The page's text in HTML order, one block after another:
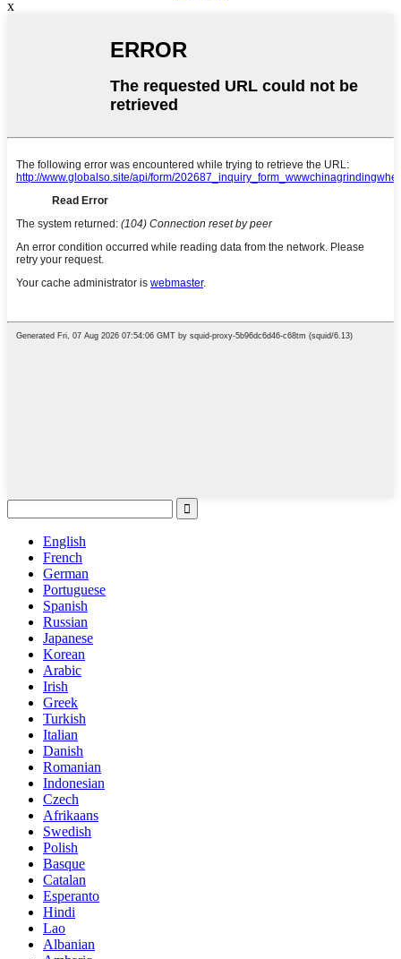
x
English
French
German
Portuguese
Spanish
Russian
Japanese
Korean
Arabic
Irish
Greek
Turkish
Italian
Danish
Romanian
Indonesian
Czech
Afrikaans
Swedish
Polish
Basque
Catalan
Esperanto
Hindi
Lao
Albanian